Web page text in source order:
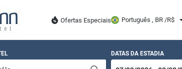
Ofertas Especiais Português , BR /R$
DATAS DA ESTADIA